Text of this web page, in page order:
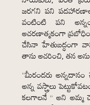
జరగని పని
వంటింటి పని
ఆచరణాత్మకంగా
చేసినా హేతుబద్ధంగా
తాను ఆచరించి, తన
“మీరందరు
అన్న వస్త్రాలు
కలగాలనే ” అని అమ్మ